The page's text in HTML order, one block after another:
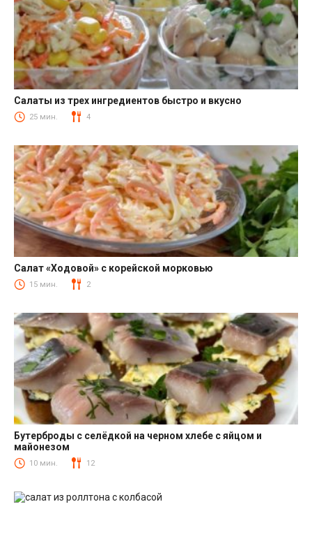
Салаты
Салаты из трех ингредиентов быстро и вкусно
25 мин. 4
Салаты с корейской морковкой
Салат «Ходовой» с корейской морковью
15 мин. 2
Закуски
Бутерброды с селёдкой на черном хлебе с яйцом и
майонезом
10 мин. 12